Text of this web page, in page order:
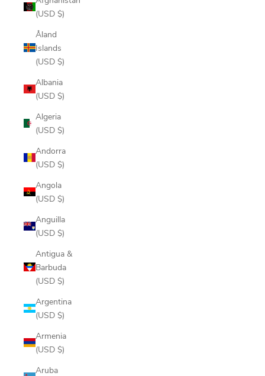
(USD $)
Åland
Islands
(USD $)
Albania
(USD $)
Algeria
(USD $)
Andorra
(USD $)
Angola
(USD $)
Anguilla
(USD $)
Antigua &
Barbuda
(USD $)
Argentina
(USD $)
Armenia
(USD $)
Aruba